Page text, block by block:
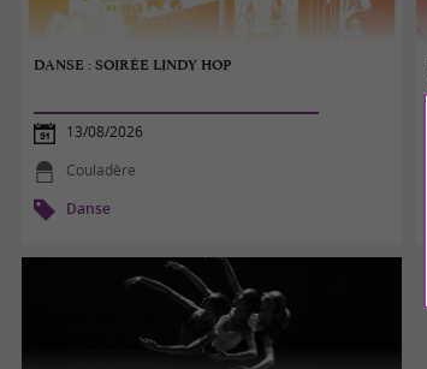
DANSE : SOIRÉE LINDY HOP
13/08/2026
Couladère
Danse